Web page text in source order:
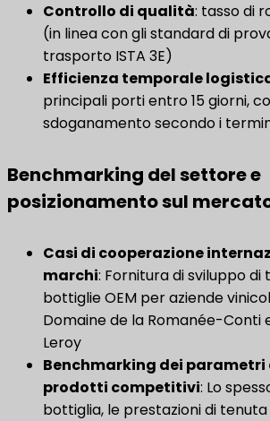
Controllo di qualità​: tasso di
(in linea con gli standard di
trasporto ISTA 3E)
Efficienza temporale
principali porti entro 15 giorni,
sdoganamento secondo i
Benchmarking del settore e
posizionamento sul
Casi di cooperazione
marchi​: Fornitura di sviluppo di
bottiglie OEM per aziende
Domaine de la Romanée-Conti
Leroy
Benchmarking dei parametri
prodotti competitivi​: Lo
bottiglia, le prestazioni di